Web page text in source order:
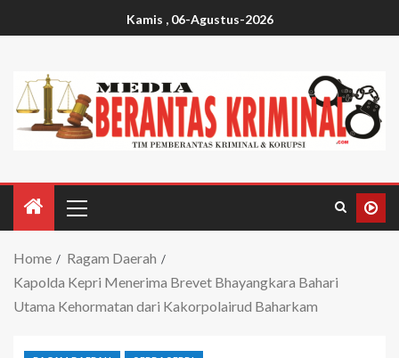
Kamis , 06-Agustus-2026
Home
Ragam Daerah
Kapolda Kepri Menerima Brevet Bhayangkara Bahari
Utama Kehormatan dari Kakorpolairud Baharkam